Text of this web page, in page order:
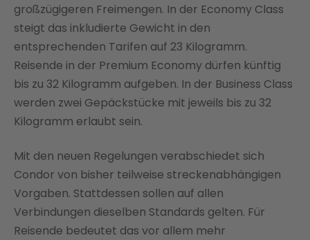
großzügigeren Freimengen. In der Economy Class
steigt das inkludierte Gewicht in den
entsprechenden Tarifen auf 23 Kilogramm.
Reisende in der Premium Economy dürfen künftig
bis zu 32 Kilogramm aufgeben. In der Business Class
werden zwei Gepäckstücke mit jeweils bis zu 32
Kilogramm erlaubt sein.
Mit den neuen Regelungen verabschiedet sich
Condor von bisher teilweise streckenabhängigen
Vorgaben. Stattdessen sollen auf allen
Verbindungen dieselben Standards gelten. Für
Reisende bedeutet das vor allem mehr